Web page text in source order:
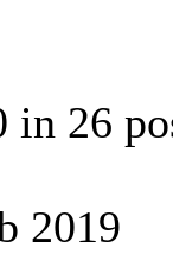
in 26
2019